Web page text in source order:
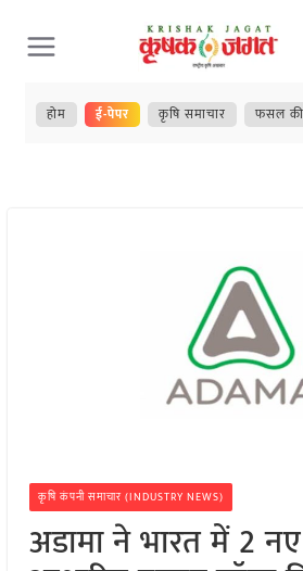
Skip
to
content
होम ई-पेपर कृषि समाचार फसल
कृषि कंपनी समाचार (INDUSTRY NEWS)
अडामा ने भारत में 2